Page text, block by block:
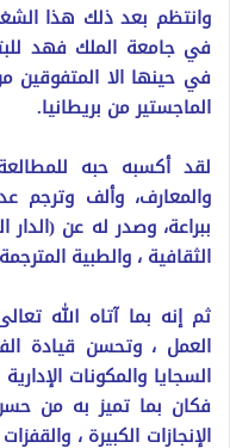
وانتظم بعد ذلك هذا
في جامعة الملك فهد
في حينها الا المتفوقين
الماجستير من بريطانيا.
لقد أكسبه حبه
والمعارف، وألف وترجم
ببراعة، وصدر له عن
الثقافية ، والطبية
ثم إنه بما آتاه الله
العمل ، وتحسن قيادة
السجايا والمكونات
فكان بما تميز به من
الإنجازات الكبيرة ،